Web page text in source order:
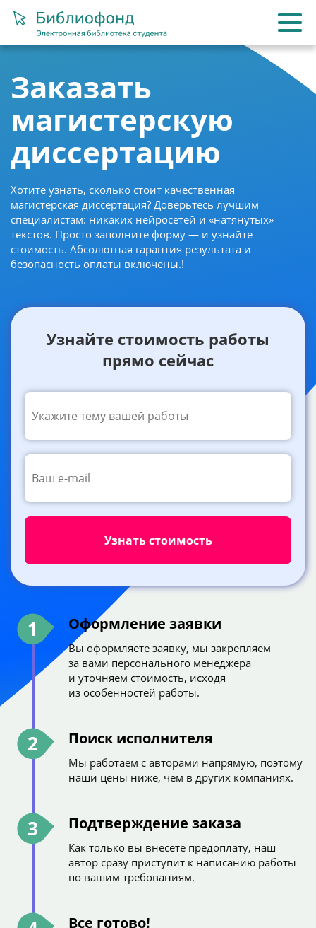
Заказать
магистерскую
диссертацию
Хотите узнать, сколько стоит качественная
магистерская диссертация? Доверьтесь лучшим
специалистам: никаких нейросетей и «натянутых»
текстов. Просто заполните форму — и узнайте
стоимость. Абсолютная гарантия результата и
безопасность оплаты включены.!
Узнайте стоимость работы
прямо сейчас
1 Оформление заявки
Вы оформляете заявку, мы закрепляем
за вами персонального менеджера
и уточняем стоимость, исходя
из особенностей работы.
2 Поиск исполнителя
Мы работаем с авторами напрямую, поэтому
наши цены ниже, чем в других компаниях.
3 Подтверждение заказа
Как только вы внесёте предоплату, наш
автор сразу приступит к написанию работы
по вашим требованиям.
Все готово!